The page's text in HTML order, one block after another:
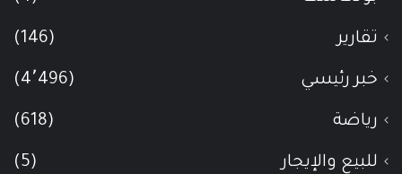
تقارير (146)
خبر رئيسي (4٬496)
رياضة (618)
للبيع والإيجار (5)